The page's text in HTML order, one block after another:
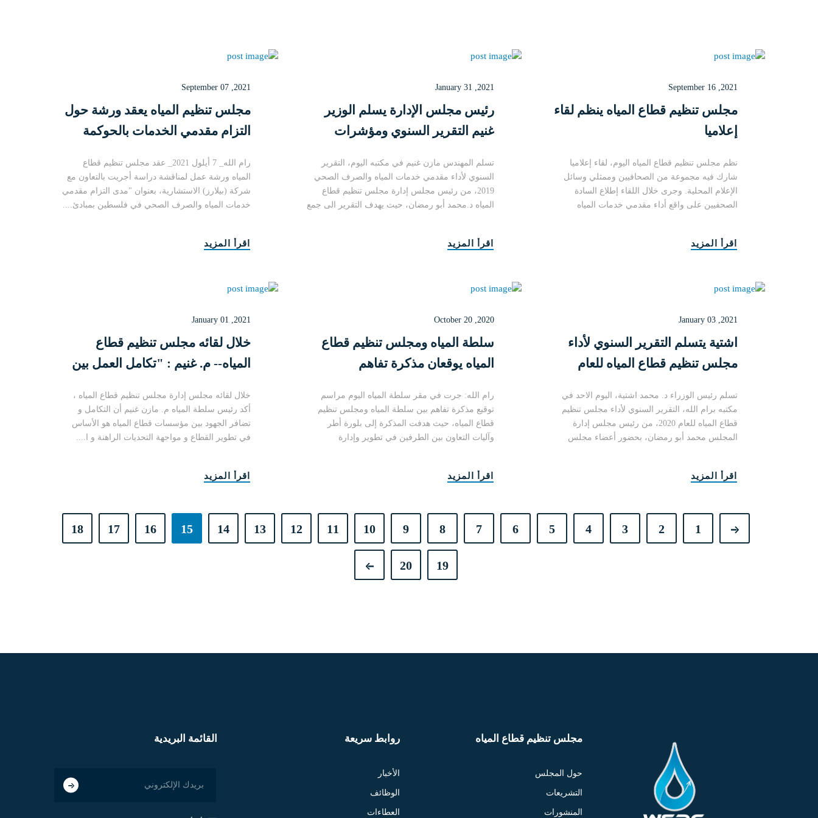
September 16 ,2021
مجلس تنظيم قطاع المياه ينظم لقاء
إعلاميا
نظم مجلس تنظيم قطاع المياه اليوم، لقاء إعلاميا
شارك فيه مجموعة من الصحافيين وممثلي وسائل
الإعلام المحلية. وجرى خلال اللقاء إطلاع السادة
الصحفيين على واقع أداء مقدمي خدمات المياه
اقرأ المزيد
January 31 ,2021
رئيس مجلس الإدارة يسلم الوزير
غنيم التقرير السنوي ومؤشرات
تسلم المهندس مازن غنيم في مكتبه اليوم، التقرير
السنوي لأداء مقدمي خدمات المياه والصرف الصحي
2019، من رئيس مجلس إدارة مجلس تنظيم قطاع
المياه د.محمد أبو رمضان، حيث يهدف التقرير الى جمع
اقرأ المزيد
September 07 ,2021
مجلس تنظيم المياه يعقد ورشة حول
التزام مقدمي الخدمات بالحوكمة
رام الله_ 7 أيلول 2021_ عقد مجلس تنظيم قطاع
المياه ورشة عمل لمناقشة دراسة أجريت بالتعاون مع
شركة (بيلارز) الاستشارية، بعنوان "مدى التزام مقدمي
خدمات المياه والصرف الصحي في فلسطين بمبادئ....
اقرأ المزيد
January 03 ,2021
اشتية يتسلم التقرير السنوي لأداء
مجلس تنظيم قطاع المياه للعام
تسلم رئيس الوزراء د. محمد اشتية، اليوم الاحد في
مكتبه برام الله، التقرير السنوي لأداء مجلس تنظيم
قطاع المياه للعام 2020، من رئيس مجلس إدارة
المجلس محمد أبو رمضان، بحضور أعضاء مجلس
اقرأ المزيد
October 20 ,2020
سلطة المياه ومجلس تنظيم قطاع
المياه يوقعان مذكرة تفاهم
رام الله: جرت في مقر سلطة المياه اليوم مراسم
توقيع مذكرة تفاهم بين سلطة المياه ومجلس تنظيم
قطاع المياه، حيث هدفت المذكرة إلى بلورة أطر
وآليات التعاون بين الطرفين في تطوير وإدارة
اقرأ المزيد
January 01 ,2021
خلال لقائه مجلس تنظيم قطاع
المياه-- م. غنيم : "تكامل العمل بين
تطوير هذا القطاع الحيوي"
خلال لقائه مجلس إدارة مجلس تنظيم قطاع المياه ،
أكد رئيس سلطة المياه م. مازن غنيم أن التكامل و
تضافر الجهود بين مؤسسات قطاع المياه هو الأساس
في تطوير القطاع و مواجهة التحديات الراهنة و ا....
اقرأ المزيد
1
2
3
4
5
6
7
8
9
10
11
12
13
14
15
16
17
18
19
20
مجلس تنظيم قطاع المياه
حول المجلس
التشريعات
المنشورات
روابط سريعة
الأخبار
الوظائف
العطاءات
القائمة البريدية